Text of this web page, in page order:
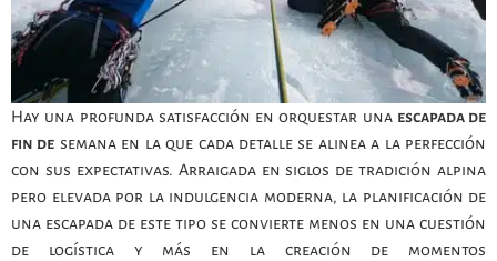
Hay una profunda satisfacción en orquestar una escapada de
fin de semana en la que cada detalle se alinea a la perfección
con sus expectativas. Arraigada en siglos de tradición alpina
pero elevada por la indulgencia moderna, la planificación de
una escapada de este tipo se convierte menos en una cuestión
de logística y más en la creación de momentos